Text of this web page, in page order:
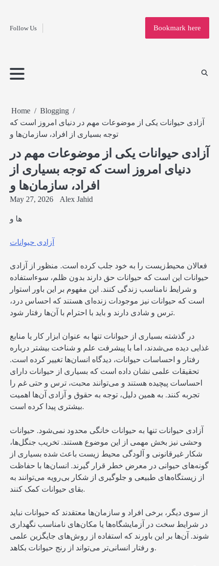
contentFollow Us
Home
Bookmark here
Home
Blogging
آزادی حیوانات یکی از موضوعات مهم در دنیای امروز است که
توجه بسیاری از افراد، سازمان‌ها و
آزادی حیوانات یکی از موضوعات مهم در
دنیای امروز است که توجه بسیاری از
افراد، سازمان‌ها و
May 27, 2026 Alex Jahid
ها و
آزادی حیوانات
فعالان محیط‌زیست را به خود جلب کرده است. منظور از آزادی
حیوانات این است که حیوانات حق دارند بدون ظلم، سوءاستفاده
و شرایط نامناسب زندگی کنند. این مفهوم بر این باور استوار
است که حیوانات نیز موجودات زنده‌ای هستند که احساس درد،
ترس و شادی دارند و باید با احترام با آن‌ها رفتار شود.
در گذشته بسیاری از حیوانات تنها به عنوان ابزار کار یا منابع
غذایی دیده می‌شدند، اما با پیشرفت علم و شناخت بیشتر درباره
رفتار و احساسات حیوانات، دیدگاه انسان‌ها تغییر کرده است.
تحقیقات علمی نشان داده است که بسیاری از حیوانات دارای
احساسات پیچیده هستند و می‌توانند محبت، ترس و حتی غم را
تجربه کنند. به همین دلیل، توجه به حقوق و آزادی آن‌ها اهمیت
بیشتری پیدا کرده است.
آزادی حیوانات تنها به حیوانات خانگی محدود نمی‌شود. حیوانات
وحشی نیز بخش مهمی از این موضوع هستند. تخریب جنگل‌ها،
شکار غیرقانونی و آلودگی محیط زیست باعث شده بسیاری از
گونه‌های حیوانی در معرض خطر قرار گیرند. انسان‌ها با حفاظت
از زیستگاه‌های طبیعی و جلوگیری از شکار بی‌رویه می‌توانند به
بقای حیوانات کمک کنند.
از سوی دیگر، برخی افراد و سازمان‌ها معتقدند که حیوانات نباید
در شرایط سخت در آزمایشگاه‌ها یا مکان‌های نامناسب نگهداری
شوند. آن‌ها بر این باورند که استفاده از روش‌های جایگزین علمی
و رفتار انسانی‌تر می‌تواند از رنج حیوانات بکاهد.